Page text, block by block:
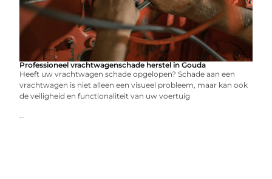
Professioneel vrachtwagenschade herstel in Gouda
Heeft uw vrachtwagen schade opgelopen? Schade aan een
vrachtwagen is niet alleen een visueel probleem, maar kan ook
de veiligheid en functionaliteit van uw voertuig
...